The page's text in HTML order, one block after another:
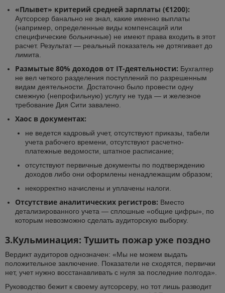
«Плывет» критерий средней зарплаты (€1200):
Аутсорсер банально не знал, какие именно выплаты
(например, определенные виды компенсаций или
специфические больничные) не имеют права входить в этот
расчет. Результат — реальный показатель не дотягивает до
лимита.
Размытые 80% доходов от IT-деятельности: Бухгалтер
не вел четкого разделения поступлений по разрешенным
видам деятельности. Достаточно было провести одну
смежную (непрофильную) услугу не туда — и железное
требование Дия Сити завалено.
Хаос в документах:
не ведется кадровый учет, отсутствуют приказы, табели
учета рабочего времени, отсутствуют расчетно-
платежные ведомости, штатное расписание;
отсутствуют первичные документы по подтверждению
доходов либо они оформлены ненадлежащим образом;
некорректно начислены и уплачены налоги.
Отсутствие аналитических регистров: Вместо
детализированного учета — сплошные «общие цифры», по
которым невозможно сделать аудиторскую выборку.
3.Кульминация: Тушить пожар уже поздно
Вердикт аудиторов однозначен: «Мы не можем выдать
положительное заключение. Показатели не сходятся, первички
нет, учет нужно восстанавливать с нуля за последние полгода».
Руководство бежит к своему аутсорсеру, но тот лишь разводит